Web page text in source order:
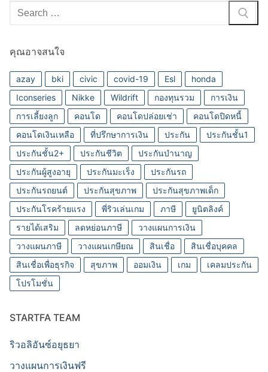
Search
for:
คุณอาจสนใจ
azay bki civic covid-19 Esl
honda
Iconseries
Nikke Wildrift กองทุนรวม
การเงิน
การเลี้ยงลูก
คอนโด คอนโดปล่อยเช่า
คอนโดปิดหนี้
คอนโดเงินเหลือ
ที่ปรึกษาการเงิน ประกัน
ประกันชั้น1
ประกันชั้น2+
ประกันชีวิต
ประกันบำนาญ
ประกันผู้สูงอายุ
ประกันมะเร็ง
ประกันรถ
ประกันรถยนต์
ประกันสุขภาพ
ประกันสุขภาพเด็ก
ประกันโรคร้ายแรง
พี่ริวเล่นเกม ภาษี
ยูนิตลิงค์
รายได้เสริม
ลดหย่อนภาษี
วางแผนการเงิน
วางแผนภาษี
วางแผนเกษียณ สินเชื่อ
สินเชื่อบุคคล
สินเชื่อเพื่อธุรกิจ
สุขภาพ ออมเงิน เกม
เคลมประกัน
โปรโมชั่น
STARTFA TEAM
ริวอลิอันซ์อยุธยา
วางแผนการเงินฟรี